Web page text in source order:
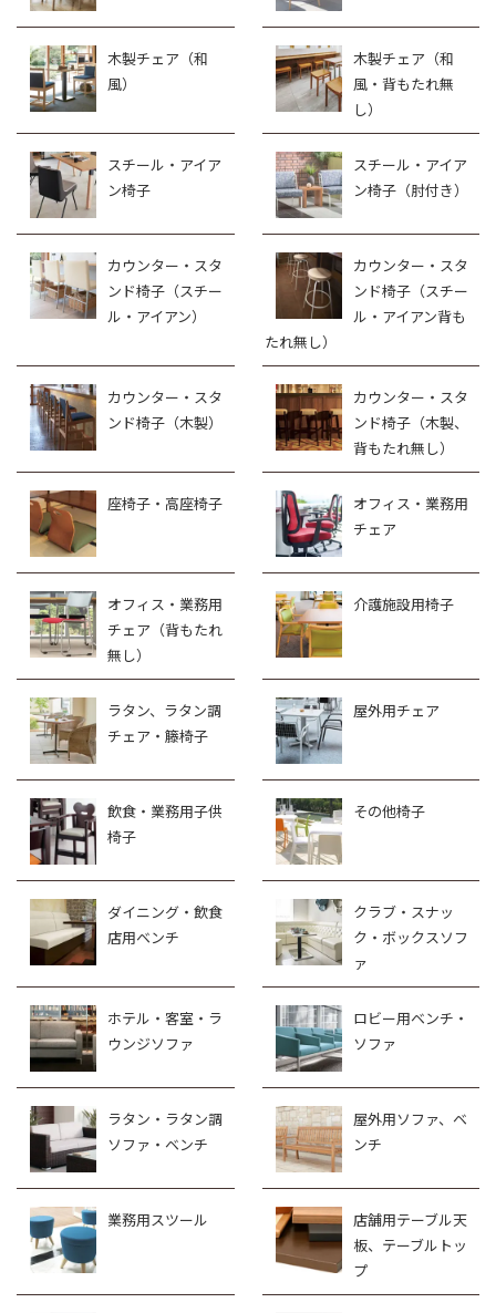
木製チェア（和
風）
木製チェア（和
風・背もたれ無
し）
スチール・アイア
ン椅子
スチール・アイア
ン椅子（肘付き）
カウンター・スタ
ンド椅子（スチー
ル・アイアン）
カウンター・スタ
ンド椅子（スチー
ル・アイアン背も
たれ無し）
カウンター・スタ
ンド椅子（木製）
カウンター・スタ
ンド椅子（木製、
背もたれ無し）
座椅子・高座椅子
オフィス・業務用
チェア
オフィス・業務用
チェア（背もたれ
無し）
介護施設用椅子
ラタン、ラタン調
チェア・籐椅子
屋外用チェア
飲食・業務用子供
椅子
その他椅子
ダイニング・飲食
店用ベンチ
クラブ・スナッ
ク・ボックスソフ
ァ
ホテル・客室・ラ
ウンジソファ
ロビー用ベンチ・
ソファ
ラタン・ラタン調
ソファ・ベンチ
屋外用ソファ、ベ
ンチ
業務用スツール
店舗用テーブル天
板、テーブルトッ
プ